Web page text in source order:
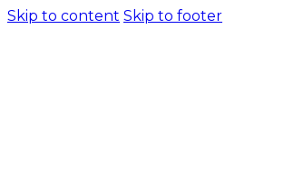
Skip to content Skip to footer